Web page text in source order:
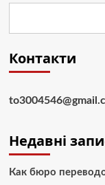
Контакти
Недавні
Как бюро